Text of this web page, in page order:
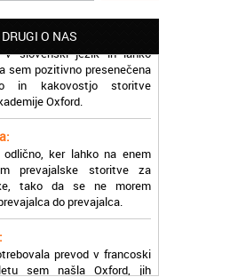
DRUGI O NAS
v slovenski jezik in lahko
sem pozitivno presenečena
in kakovostjo storitve
Oxford.
ker lahko na enem
prevajalske storitve za
tako da se ne morem
do prevajalca.
prevod v francoski
sem našla Oxford, jih
v roku nekaj ur sem po